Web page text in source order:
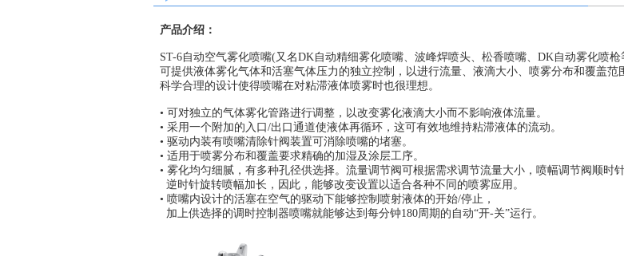
产品介绍：
ST-6自动空气雾化喷嘴(又名DK自动精细雾化喷嘴、波峰焊喷头、松香喷嘴、DK自动雾化喷枪
可提供液体雾化气体和活塞气体压力的独立控制，以进行流量、液滴大小、喷雾分布和覆盖范
科学合理的设计使得喷嘴在对粘滞液体喷雾时也很理想。
• 可对独立的气体雾化管路进行调整，以改变雾化液滴大小而不影响液体流量。
• 采用一个附加的入口/出口通道使液体再循环，这可有效地维持粘滞液体的流动。
• 驱动内装有喷嘴清除针阀装置可消除喷嘴的堵塞。
• 适用于喷雾分布和覆盖要求精确的加湿及涂层工序。
• 雾化均匀细腻，有多种孔径供选择。流量调节阀可根据需求调节流量大小，喷幅调节阀顺时
逆时针旋转喷幅加长，因此，能够改变设置以适合各种不同的喷雾应用。
• 喷嘴内设计的活塞在空气的驱动下能够控制喷射液体的开始/停止，
加上供选择的调时控制器喷嘴就能够达到每分钟180周期的自动“开-关”运行。